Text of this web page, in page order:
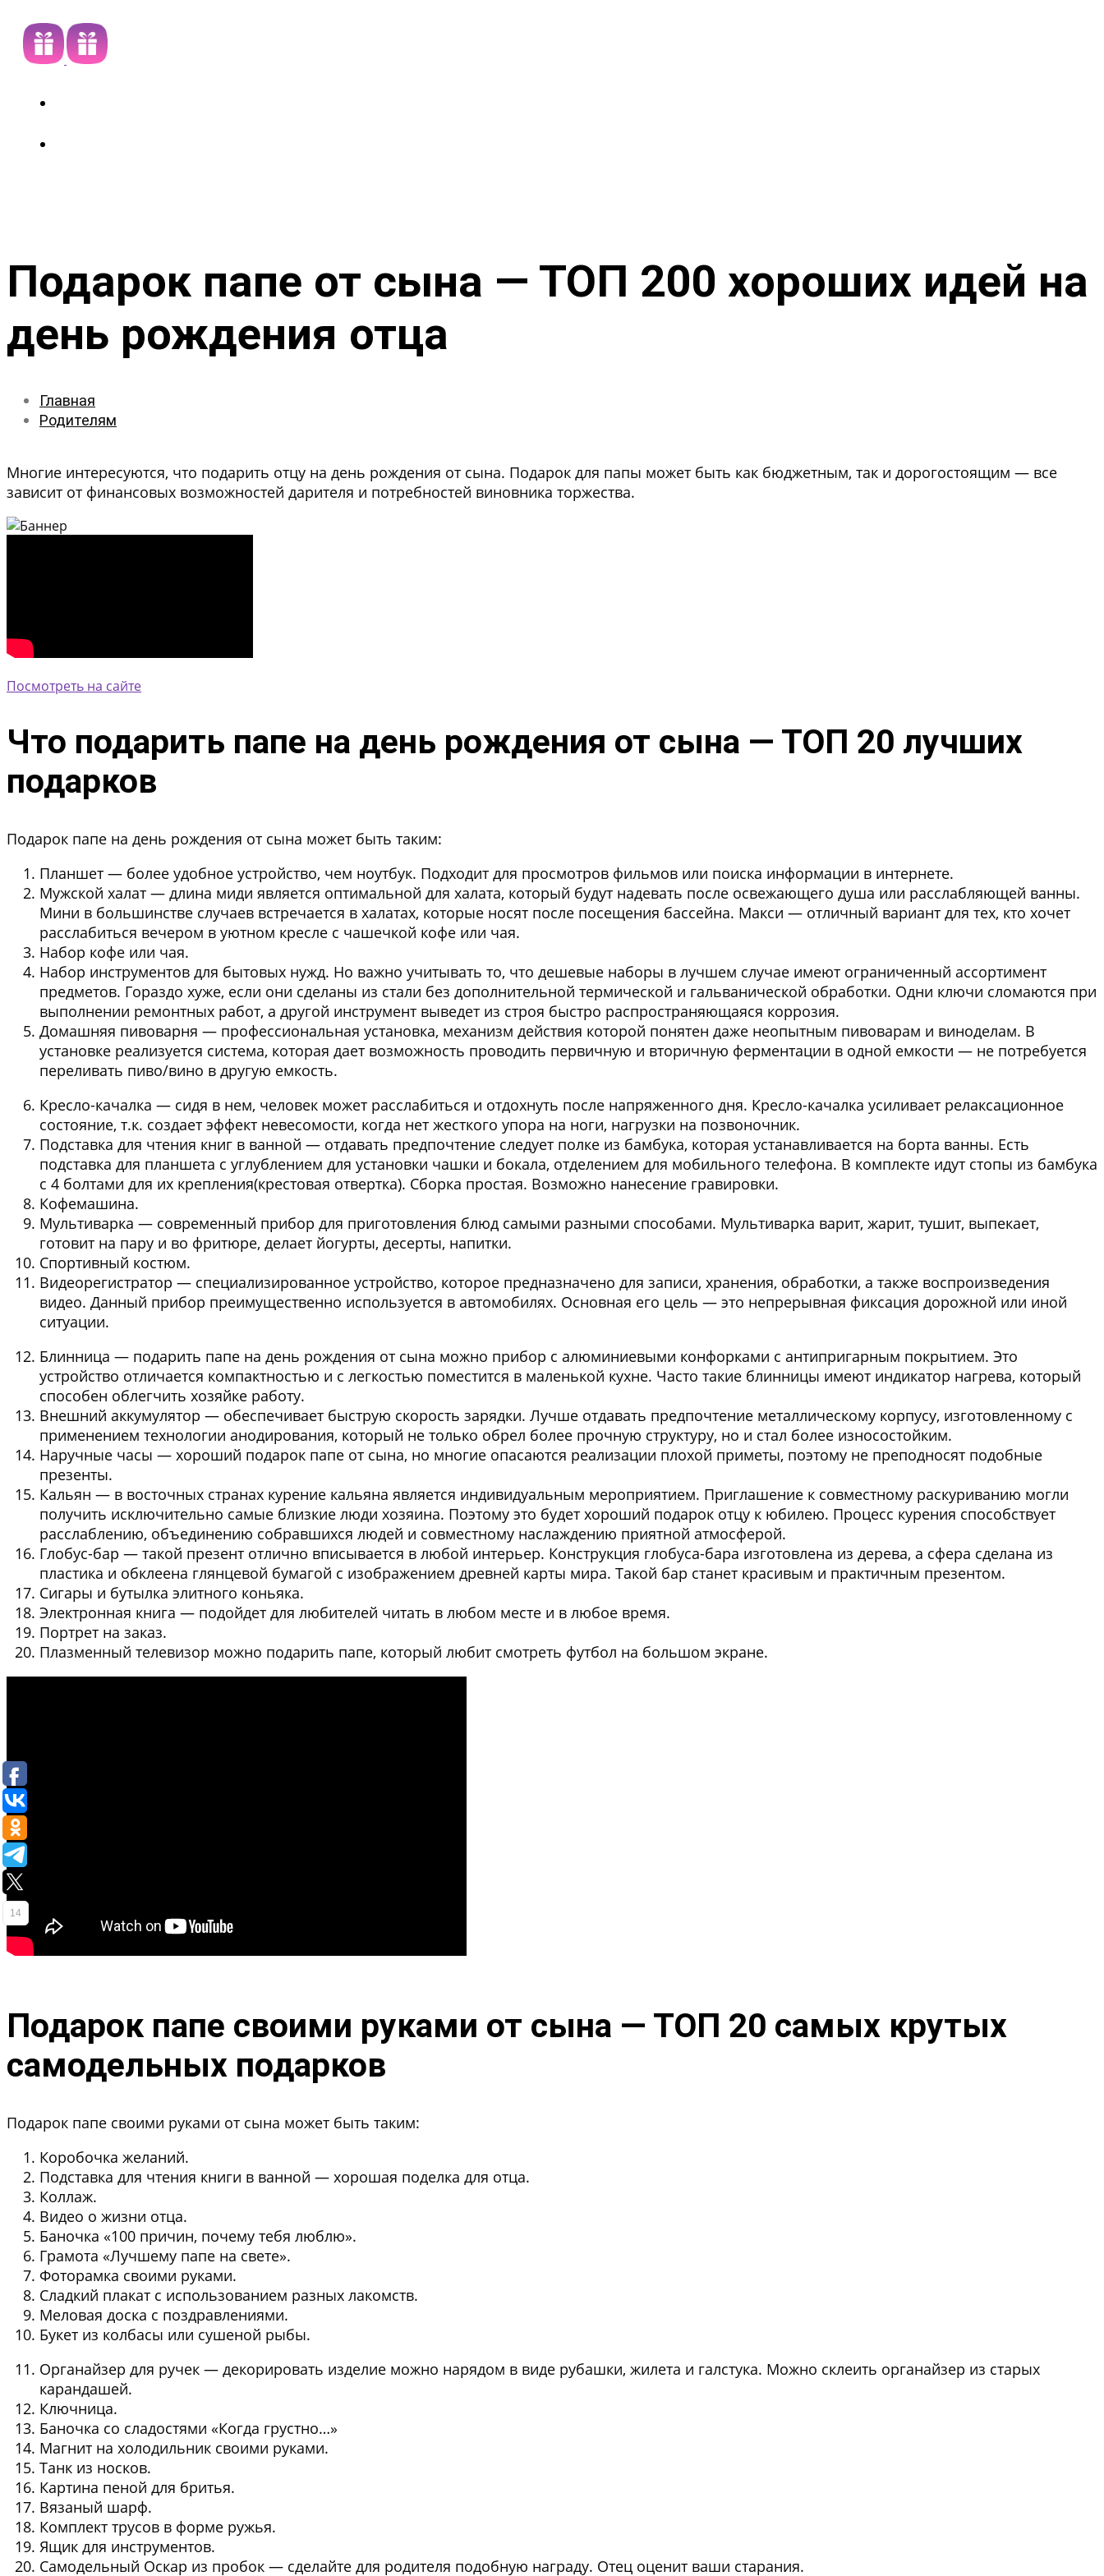
Подарок папе от сына — ТОП 200 хороших идей на
день рождения отца
Главная
Родителям
Многие интересуются, что подарить отцу на день рождения от сына. Подарок для папы может быть как бюджетным, так и дорогостоящим — все
зависит от финансовых возможностей дарителя и потребностей виновника торжества.
Посмотреть на сайте
Что подарить папе на день рождения от сына — ТОП 20 лучших
подарков
Подарок папе на день рождения от сына может быть таким:
Планшет — более удобное устройство, чем ноутбук. Подходит для просмотров фильмов или поиска информации в интернете.
Мужской халат — длина миди является оптимальной для халата, который будут надевать после освежающего душа или расслабляющей ванны.
Мини в большинстве случаев встречается в халатах, которые носят после посещения бассейна. Макси — отличный вариант для тех, кто хочет
расслабиться вечером в уютном кресле с чашечкой кофе или чая.
Набор кофе или чая.
Набор инструментов для бытовых нужд. Но важно учитывать то, что дешевые наборы в лучшем случае имеют ограниченный ассортимент
предметов. Гораздо хуже, если они сделаны из стали без дополнительной термической и гальванической обработки. Одни ключи сломаются при
выполнении ремонтных работ, а другой инструмент выведет из строя быстро распространяющаяся коррозия.
Домашняя пивоварня — профессиональная установка, механизм действия которой понятен даже неопытным пивоварам и виноделам. В
установке реализуется система, которая дает возможность проводить первичную и вторичную ферментации в одной емкости — не потребуется
переливать пиво/вино в другую емкость.
Кресло-качалка — сидя в нем, человек может расслабиться и отдохнуть после напряженного дня. Кресло-качалка усиливает релаксационное
состояние, т.к. создает эффект невесомости, когда нет жесткого упора на ноги, нагрузки на позвоночник.
Подставка для чтения книг в ванной — отдавать предпочтение следует полке из бамбука, которая устанавливается на борта ванны. Есть
подставка для планшета с углублением для установки чашки и бокала, отделением для мобильного телефона. В комплекте идут стопы из бамбука
с 4 болтами для их крепления(крестовая отвертка). Сборка простая. Возможно нанесение гравировки.
Кофемашина.
Мультиварка — современный прибор для приготовления блюд самыми разными способами. Мультиварка варит, жарит, тушит, выпекает,
готовит на пару и во фритюре, делает йогурты, десерты, напитки.
Спортивный костюм.
Видеорегистратор — специализированное устройство, которое предназначено для записи, хранения, обработки, а также воспроизведения
видео. Данный прибор преимущественно используется в автомобилях. Основная его цель — это непрерывная фиксация дорожной или иной
ситуации.
Блинница — подарить папе на день рождения от сына можно прибор с алюминиевыми конфорками с антипригарным покрытием. Это
устройство отличается компактностью и с легкостью поместится в маленькой кухне. Часто такие блинницы имеют индикатор нагрева, который
способен облегчить хозяйке работу.
Внешний аккумулятор — обеспечивает быструю скорость зарядки. Лучше отдавать предпочтение металлическому корпусу, изготовленному с
применением технологии анодирования, который не только обрел более прочную структуру, но и стал более износостойким.
Наручные часы — хороший подарок папе от сына, но многие опасаются реализации плохой приметы, поэтому не преподносят подобные
презенты.
Кальян — в восточных странах курение кальяна является индивидуальным мероприятием. Приглашение к совместному раскуриванию могли
получить исключительно самые близкие люди хозяина. Поэтому это будет хороший подарок отцу к юбилею. Процесс курения способствует
расслаблению, объединению собравшихся людей и совместному наслаждению приятной атмосферой.
Глобус-бар — такой презент отлично вписывается в любой интерьер. Конструкция глобуса-бара изготовлена из дерева, а сфера сделана из
пластика и обклеена глянцевой бумагой с изображением древней карты мира. Такой бар станет красивым и практичным презентом.
Сигары и бутылка элитного коньяка.
Электронная книга — подойдет для любителей читать в любом месте и в любое время.
Портрет на заказ.
Плазменный телевизор можно подарить папе, который любит смотреть футбол на большом экране.
Подарок папе своими руками от сына — ТОП 20 самых крутых
самодельных подарков
Подарок папе своими руками от сына может быть таким:
Коробочка желаний.
Подставка для чтения книги в ванной — хорошая поделка для отца.
Коллаж.
Видео о жизни отца.
Баночка «100 причин, почему тебя люблю».
Грамота «Лучшему папе на свете».
Фоторамка своими руками.
Сладкий плакат с использованием разных лакомств.
Меловая доска с поздравлениями.
Букет из колбасы или сушеной рыбы.
Органайзер для ручек — декорировать изделие можно нарядом в виде рубашки, жилета и галстука. Можно склеить органайзер из старых
карандашей.
Ключница.
Баночка со сладостями «Когда грустно…»
Магнит на холодильник своими руками.
Танк из носков.
Картина пеной для бритья.
Вязаный шарф.
Комплект трусов в форме ружья.
Ящик для инструментов.
Самодельный Оскар из пробок — сделайте для родителя подобную награду. Отец оценит ваши старания.
14